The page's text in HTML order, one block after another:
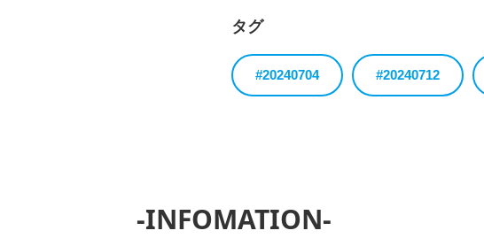
タグ
#20240704 #20240712
-INFOMATION-